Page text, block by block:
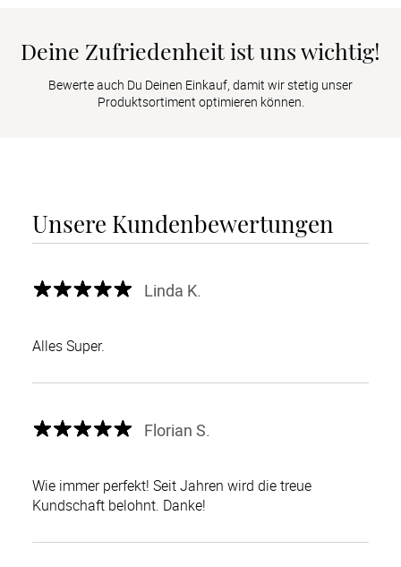
Deine Zufriedenheit ist uns wichtig!
Bewerte auch Du Deinen Einkauf, damit wir stetig unser
Produktsortiment optimieren können.
Unsere Kundenbewertungen
Linda K.
Alles Super.
Florian S.
Wie immer perfekt! Seit Jahren wird die treue
Kundschaft belohnt. Danke!